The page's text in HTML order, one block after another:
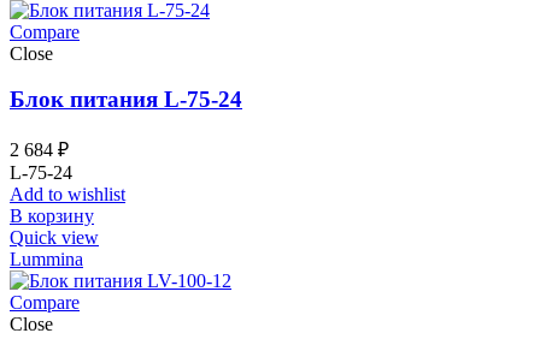
Compare
Close
Блок питания L-75-24
2 684 ₽
L-75-24
Add to wishlist
В корзину
Quick view
Lummina
Compare
Close